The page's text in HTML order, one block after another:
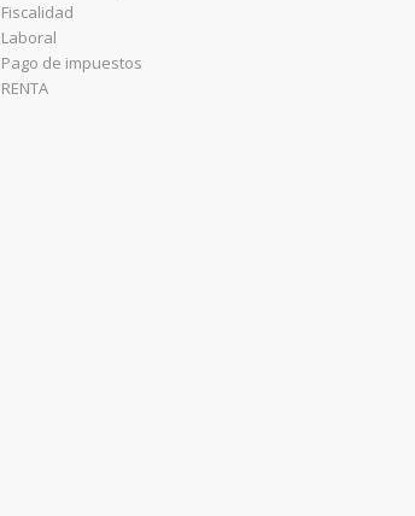
Fiscalidad
Laboral
Pago de impuestos
RENTA